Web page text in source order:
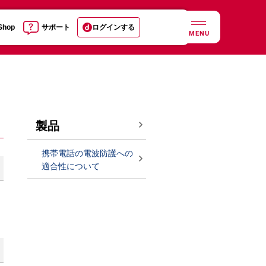
サポート ログインする
MENU
製品
携帯電話の電波防護への
適合性について